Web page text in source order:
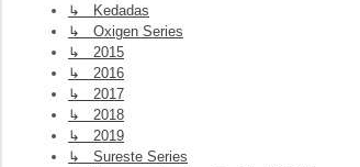
↳ Kedadas
↳ Oxigen Series
↳ 2015
↳ 2016
↳ 2017
↳ 2018
↳ 2019
↳ Sureste Series